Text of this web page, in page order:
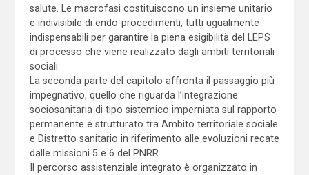
salute. Le macrofasi costituiscono un insieme unitario
e indivisibile di endo-procedimenti, tutti ugualmente
indispensabili per garantire la piena esigibilità del LEPS
di processo che viene realizzato dagli ambiti territoriali
sociali.
La seconda parte del capitolo affronta il passaggio più
impegnativo, quello che riguarda l’integrazione
sociosanitaria di tipo sistemico imperniata sul rapporto
permanente e strutturato tra Ambito territoriale sociale
e Distretto sanitario in riferimento alle evoluzioni recate
dalle missioni 5 e 6 del PNRR.
Il percorso assistenziale integrato è organizzato in